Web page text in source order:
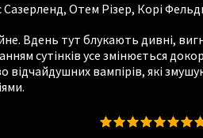
Сазерленд, Отем Різер, Корі
Вдень тут блукають дивні,
сутінків усе змінюється
відчайдушних вампірів, які